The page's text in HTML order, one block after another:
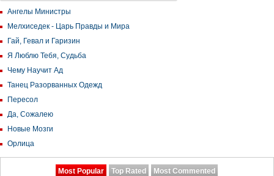
Ангелы Министры
Мелхиседек - Царь Правды и Мира
Гай, Гевал и Гаризин
Я Люблю Тебя, Судьба
Чему Научит Ад
Танец Разорванных Одежд
Пересол
Да, Сожалею
Новые Мозги
Орлица
Most Popular Top Rated Most Commented